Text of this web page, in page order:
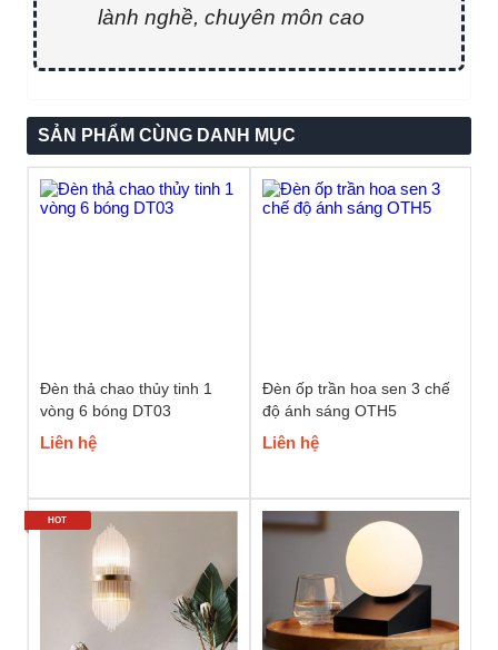
lành nghề, chuyên môn cao
SẢN PHẨM CÙNG DANH MỤC
Đèn thả chao thủy tinh 1
vòng 6 bóng DT03
Liên hệ
Đèn ốp trần hoa sen 3 chế
độ ánh sáng OTH5
Liên hệ
HOT